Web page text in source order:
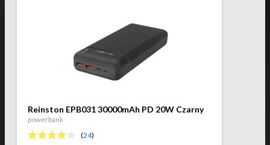
Reinston EPB031 30000mAh PD 20W Czarny
powerbank
(24)